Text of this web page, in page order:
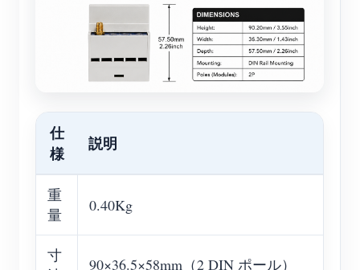
仕
様
説明
重
量
0.40Kg
寸
90×36.5×58mm（2 DIN ポール）